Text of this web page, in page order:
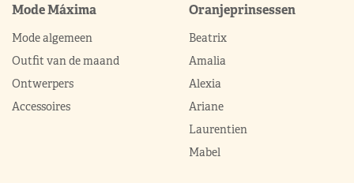
Mode Máxima
Mode algemeen
Outfit van de maand
Ontwerpers
Accessoires
Oranjeprinsessen
Beatrix
Amalia
Alexia
Ariane
Laurentien
Mabel